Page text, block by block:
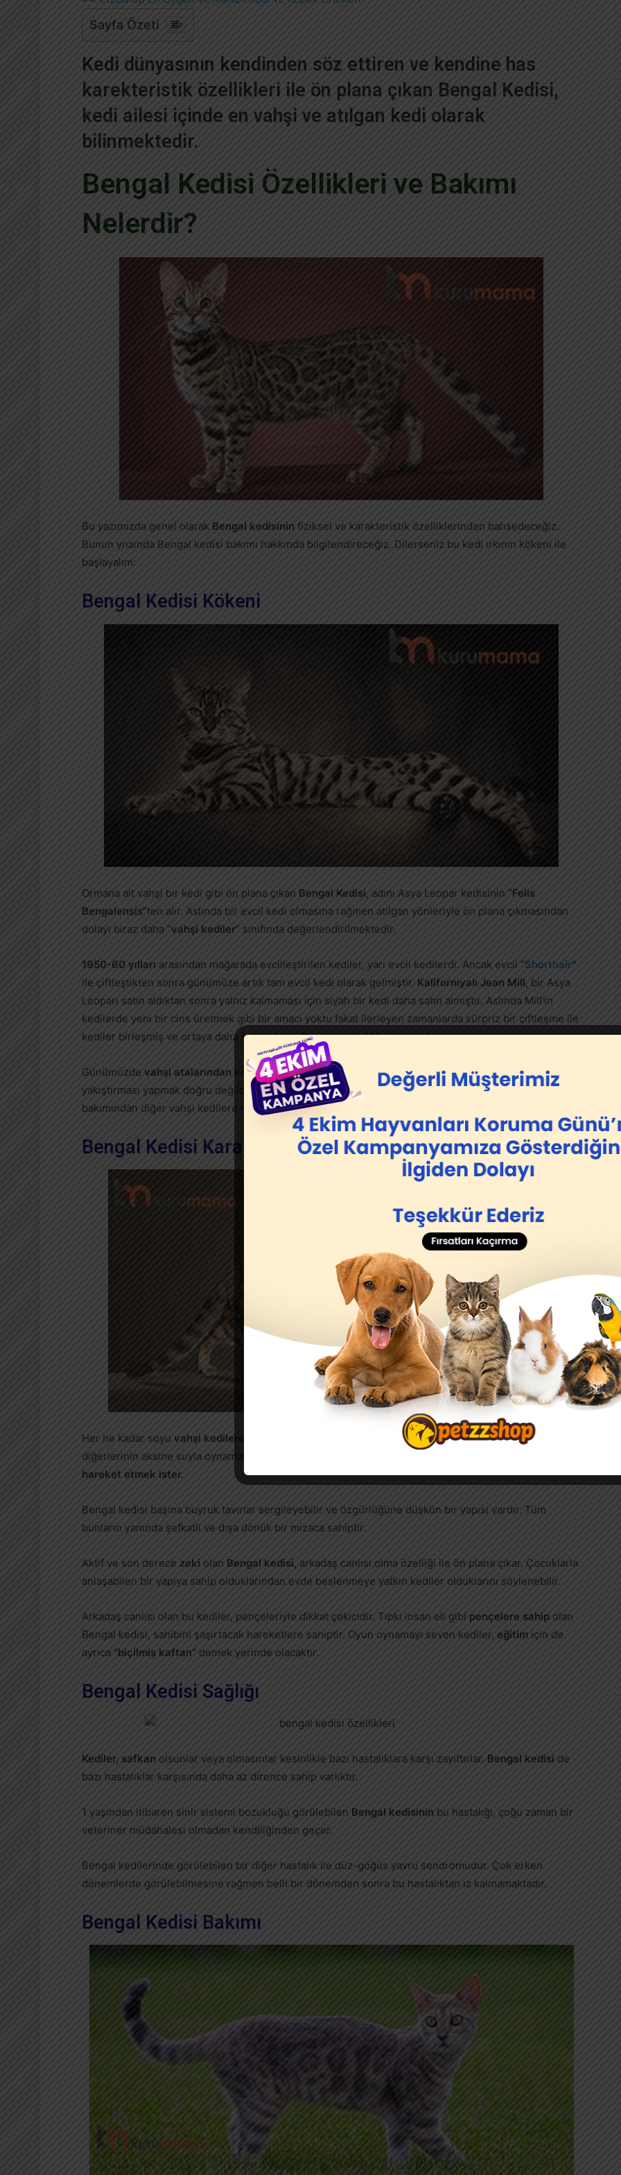
o
s
ö
m
Sayfa Özeti
Kedi dünyasının kendinden söz ettiren ve kendine has
karekteristik özellikleri ile ön plana çıkan Bengal Kedisi,
kedi ailesi içinde en vahşi ve atılgan kedi olarak
bilinmektedir.
Bengal Kedisi Özellikleri ve Bakımı
Nelerdir?
Bu yazımızda genel olarak Bengal kedisinin fiziksel ve karakteristik özelliklerinden bahsedeceğiz.
Bunun ynaında Bengal kedisi bakımı hakkında bilgilendireceğiz. Dilerseniz bu kedi ırkının kökeni ile
başlayalım:
Bengal Kedisi Kökeni
Ormana ait vahşi bir kedi gibi ön plana çıkan Bengal Kedisi , adını Asya Leopar kedisinin “Felis
Bengalensis”ten alır. Aslında bir evcil kedi olmasına rağmen atılgan yönleriyle ön plana çıkmasından
dolayı biraz daha “vahşi kediler” sınıfında değerlendirilmektedir.
1950-60 yılları arasından mağarada evcilleştirilen kediler, yarı evcil kedilerdi. Ancak evcil “Shorthair”
ile çiftleştikten sonra günümüze artık tam evcil kedi olarak gelmiştir. Kaliforniyalı Jean Mill , bir Asya
Leoparı satın aldıktan sonra yalnız kalmaması için siyah bir kedi daha satın almıştır. Aslında Mill’in
kedilerde yeni bir cins üretmek gibi bir amacı yoktu fakat ilerleyen zamanlarda sürpriz bir çiftleşme ile
kediler birleşmiş ve ortaya daha farklı olarakBengal kedisi türüçıkmıştır.
Günümüzde vahşi atalarından en az dört kuşak daha ileride olan Bengal kedileriiçin vahşi kedi
yakıştırması yapmak doğru değildir. Bu kediler, özellikleri bakımından oldukça evcilleşmiş ve sosyallik
bakımından diğer vahşi kedilere nazaran çok daha evcil varlıkları haline gelmişlerdir.
Bengal Kedisi Karakteri
Her ne kadar soyu vahşi kedilere
dayansa bile oldukça sakin ve kararlı bir yapıya sahiptir. Bu kediler
diğerlerinin aksine suyla oynamaktan keyif alan bir mizaca sahiptir. Aynı zamanda sürekli olarak
hareket etmek ister.
Bengal kedisi başına buyruk tavırlar sergileyebilir ve özgürlüğüne düşkün bir yapısı vardır. Tüm
bunların yanında şefkatli ve dışa dönük bir mizaca sahiptir.
Aktif ve son derece zeki olan Bengal kedisi, arkadaş canlısı olma özelliği ile ön plana çıkar. Çocuklarla
anlaşabilen bir yapıya sahip olduklarından evde beslenmeye yatkın kediler olduklarını söylenebilir.
Arkadaş canlısı olan bu kediler, pençeleriyle dikkat çekicidir. Tıpkı insan eli gibi pençelere sahip olan
Bengal kedisi, sahibini şaşırtacak hareketlere sahiptir. Oyun oynamayı seven kediler, eğitim için de
ayrıca “biçilmiş kaftan” demek yerinde olacaktır.
Bengal Kedisi Sağlığı
Kediler, safkan olsunlar veya olmasınlar kesinlikle bazı hastalıklara karşı zayıftırlar. Bengal kedisi de
bazı hastalıklar karşısında daha az dirence sahip varlıktır.
1 yaşından itibaren sinir sistemi bozukluğu görülebilen Bengal kedisinin bu hastalığı, çoğu zaman bir
veteriner müdahalesi olmadan kendiliğinden geçer.
Bengal kedilerinde görülebilen bir diğer hastalık ile düz-göğüs yavru sendromudur. Çok erken
dönemlerde görülebilmesine rağmen belli bir dönemden sonra bu hastalıktan iz kalmamaktadır.
Bengal Kedisi Bakımı